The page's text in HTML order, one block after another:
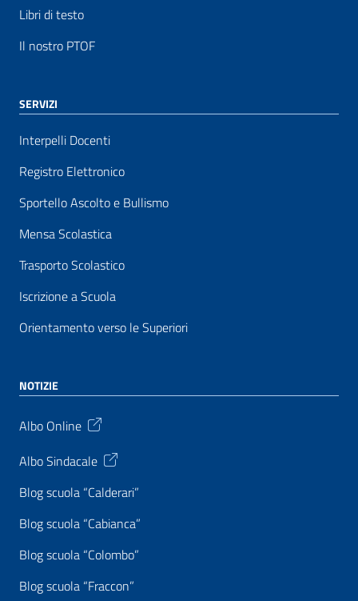
Libri di testo
Il nostro PTOF
SERVIZI
Interpelli Docenti
Registro Elettronico
Sportello Ascolto e Bullismo
Mensa Scolastica
Trasporto Scolastico
Iscrizione a Scuola
Orientamento verso le Superiori
NOTIZIE
Albo Online
Albo Sindacale
Blog scuola “Calderari”
Blog scuola “Cabianca”
Blog scuola “Colombo”
Blog scuola “Fraccon”